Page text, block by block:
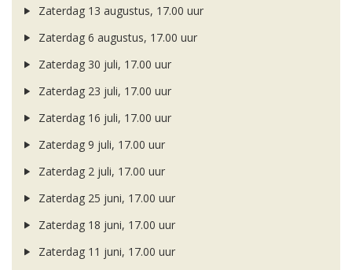
Zaterdag 13 augustus, 17.00 uur
Zaterdag 6 augustus, 17.00 uur
Zaterdag 30 juli, 17.00 uur
Zaterdag 23 juli, 17.00 uur
Zaterdag 16 juli, 17.00 uur
Zaterdag 9 juli, 17.00 uur
Zaterdag 2 juli, 17.00 uur
Zaterdag 25 juni, 17.00 uur
Zaterdag 18 juni, 17.00 uur
Zaterdag 11 juni, 17.00 uur